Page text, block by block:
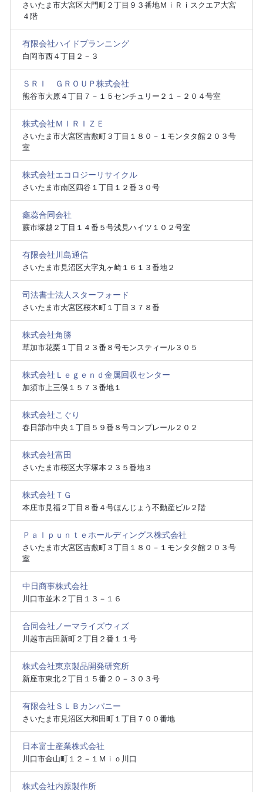
さいたま市大宮区大門町２丁目９３番地ＭｉＲｉスクエア大宮
４階
有限会社ハイドプランニング
白岡市西４丁目２－３
ＳＲＩ ＧＲＯＵＰ株式会社
熊谷市大原４丁目７－１５センチュリー２１－２０４号室
株式会社ＭＩＲＩＺＥ
さいたま市大宮区吉敷町３丁目１８０－１モンタタ館２０３号
室
株式会社エコロジーリサイクル
さいたま市南区四谷１丁目１２番３０号
鑫蕊合同会社
蕨市塚越２丁目１４番５号浅見ハイツ１０２号室
有限会社川島通信
さいたま市見沼区大字丸ヶ崎１６１３番地２
司法書士法人スターフォード
さいたま市大宮区桜木町１丁目３７８番
株式会社角勝
草加市花栗１丁目２３番８号モンスティール３０５
株式会社Ｌｅｇｅｎｄ金属回収センター
加須市上三俣１５７３番地１
株式会社こぐり
春日部市中央１丁目５９番８号コンプレール２０２
株式会社富田
さいたま市桜区大字塚本２３５番地３
株式会社ＴＧ
本庄市見福２丁目８番４号ほんじょう不動産ビル２階
Ｐａｌｐｕｎｔｅホールディングス株式会社
さいたま市大宮区吉敷町３丁目１８０－１モンタタ館２０３号
室
中日商事株式会社
川口市並木２丁目１３－１６
合同会社ノーマライズウィズ
川越市吉田新町２丁目２番１１号
株式会社東京製品開発研究所
新座市東北２丁目１５番２０－３０３号
有限会社ＳＬＢカンパニー
さいたま市見沼区大和田町１丁目７００番地
日本富士産業株式会社
川口市金山町１２－１Ｍｉｏ川口
株式会社内原製作所